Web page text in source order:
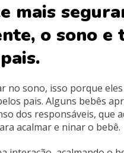
o sono
pais.
no sono, isso porque
pais. Alguns bebês
dos responsáveis, que
acalmar e ninar o bebê.